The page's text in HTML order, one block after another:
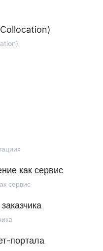
как сервис
сервис
портала